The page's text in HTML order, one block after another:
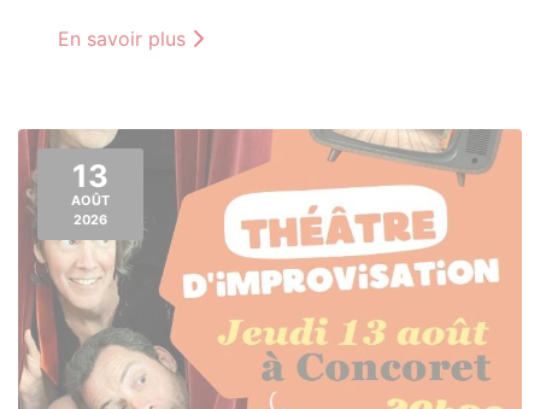
En savoir plus
13
AOÛT
2026